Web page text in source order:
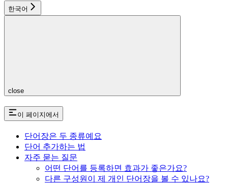
한국어
close
이 페이지에서
단어장은 두 종류예요
단어 추가하는 법
자주 묻는 질문
어떤 단어를 등록하면 효과가 좋은가요?
다른 구성원이 제 개인 단어장을 볼 수 있나요?